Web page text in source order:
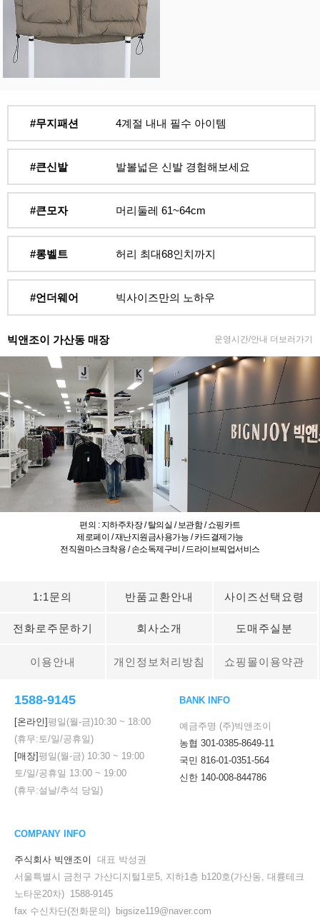
#무지패션 4계절 내내 필수 아이템
#큰신발 발볼넓은 신발 경험해보세요
#큰모자 머리둘레 61~64cm
#롱벨트 허리 최대68인치까지
#언더웨어 빅사이즈만의 노하우
빅앤조이 가산동 매장 운영시간/안내 더보러가기
편의 : 지하주차장 / 탈의실 / 보관함 / 쇼핑카트
제로페이 / 재난지원금사용가능 / 카드결제가능
전직원마스크착용 / 손소독제구비 / 드라이브픽업서비스
1:1문의 반품교환안내 사이즈선택요령
전화로주문하기 회사소개 도매주실분
이용안내 개인정보처리방침 쇼핑몰이용약관
1588-9145
[온라인]평일(월-금)10:30 ~ 18:00
(휴무:토/일/공휴일)
[매장]평일(월-금) 10:30 ~ 19:00
토/일/공휴일 13:00 ~ 19:00
(휴무:설날/추석 당일)
BANK INFO
예금주명 (주)빅앤조이
농협 301-0385-8649-11
국민 816-01-0351-564
신한 140-008-844786
COMPANY INFO
주식회사 빅앤조이
대표 박성권
서울특별시 금천구 가산디지털1로5, 지하1층 b120호(가산동, 대륭테크
노타운20차) 1588-9145
fax 수신차단(전화문의) bigsize119@naver.com